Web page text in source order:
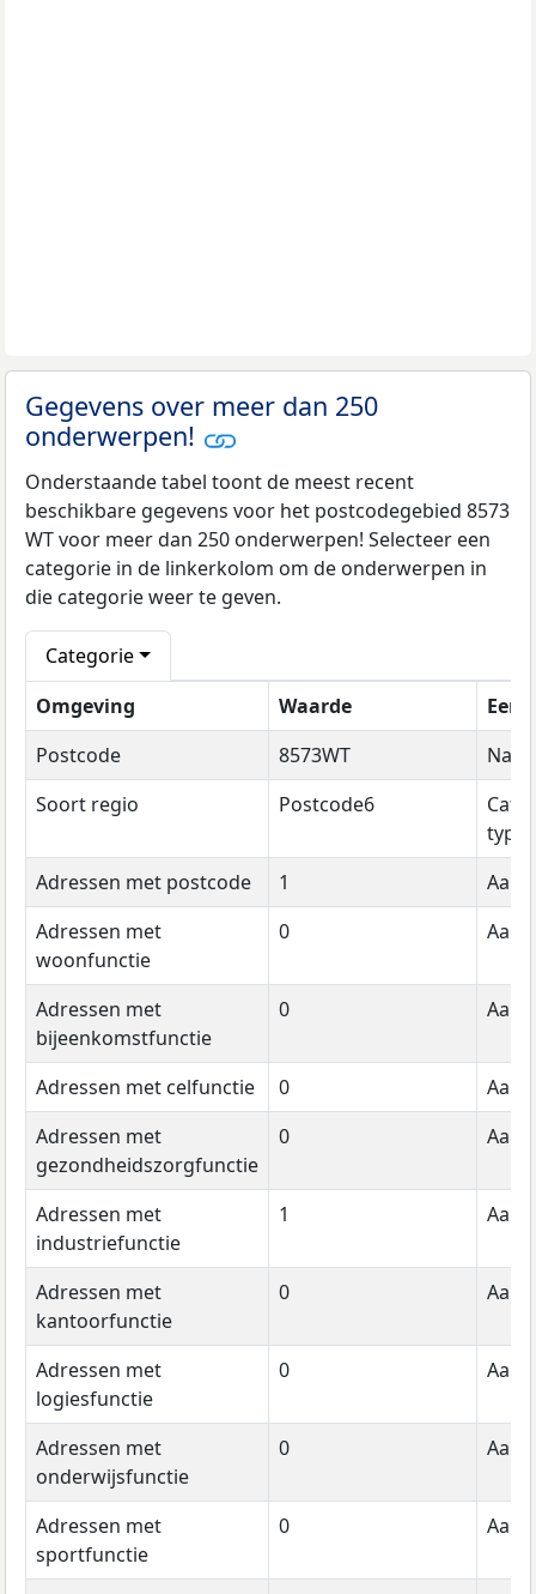
Gegevens over meer dan 250
onderwerpen!
Onderstaande tabel toont de meest recent
beschikbare gegevens voor het postcodegebied 8573
WT voor meer dan 250 onderwerpen! Selecteer een
categorie in de linkerkolom om de onderwerpen in
die categorie weer te geven.
Categorie
Omgeving
Waarde
Postcode
8573WT
Soort regio
Postcode6
type
Adressen met postcode
1
Adressen met
woonfunctie
0
Adressen met
bijeenkomstfunctie
0
Adressen met celfunctie 0
Adressen met
gezondheidszorgfunctie
0
Adressen met
industriefunctie
1
Adressen met
kantoorfunctie
0
Adressen met
logiesfunctie
0
Adressen met
onderwijsfunctie
0
Adressen met
sportfunctie
0